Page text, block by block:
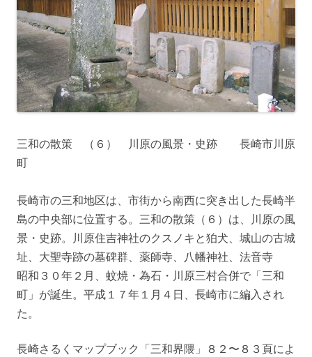
三和の散策 （６） 川原の風景・史跡 長崎市川原
町
長崎市の三和地区は、市街から南西に突き出した長崎半
島の中央部に位置する。三和の散策（６）は、川原の風
景・史跡。川原住吉神社のクスノキと狛犬、城山の古城
址、大聖寺跡の墓碑群、薬師寺、八幡神社、法音寺
昭和３０年２月、蚊焼・為石・川原三村合併で「三和
町」が誕生。平成１７年１月４日、長崎市に編入され
た。
長崎さるくマップブック「三和界隈」８２〜８３頁によ